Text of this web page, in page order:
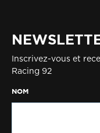
Inscrivez-vous et
Racing 92
NOM